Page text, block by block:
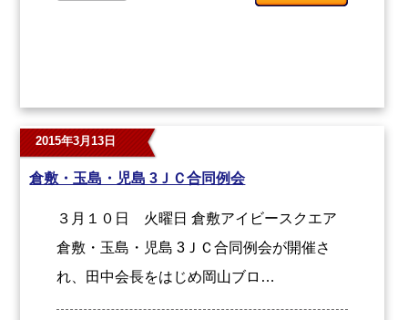
2015年3月13日
倉敷・玉島・児島 3ＪＣ合同例会
３月１０日 火曜日 倉敷アイビースクエア
倉敷・玉島・児島 3ＪＣ合同例会が開催さ
れ、田中会長をはじめ岡山ブロ…